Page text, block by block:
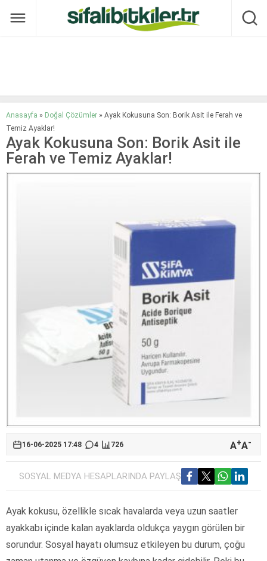
Anasayfa » Doğal Çözümler » Ayak Kokusuna Son: Borik Asit ile Ferah ve
Temiz Ayaklar!
Ayak Kokusuna Son: Borik Asit ile
Ferah ve Temiz Ayaklar!
16-06-2025 17:48 4 726 A+A-
SOSYAL MEDYA HESAPLARINDA PAYLAŞ
Ayak kokusu, özellikle sıcak havalarda veya uzun saatler
ayakkabı içinde kalan ayaklarda oldukça yaygın görülen bir
sorundur. Sosyal hayatı olumsuz etkileyen bu durum, çoğu